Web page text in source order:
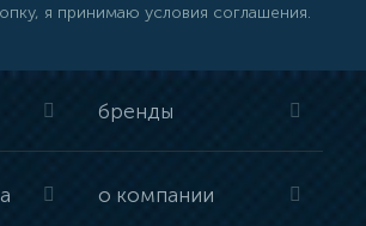
я принимаю условия соглашения.
бренды
о компании